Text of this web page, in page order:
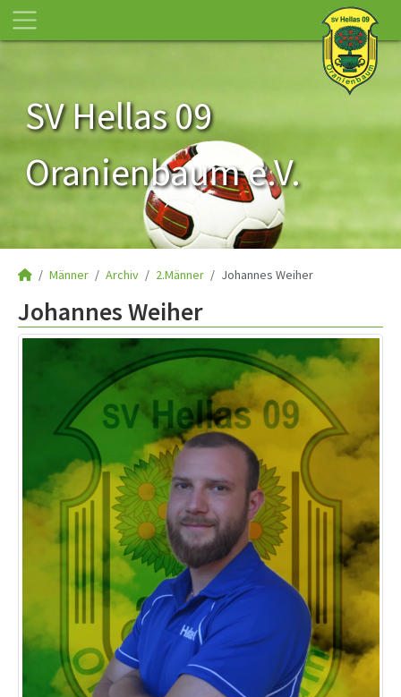
SV Hellas 09
Oranienbaum e.V.
Männer Archiv 2.Männer Johannes Weiher
Johannes Weiher